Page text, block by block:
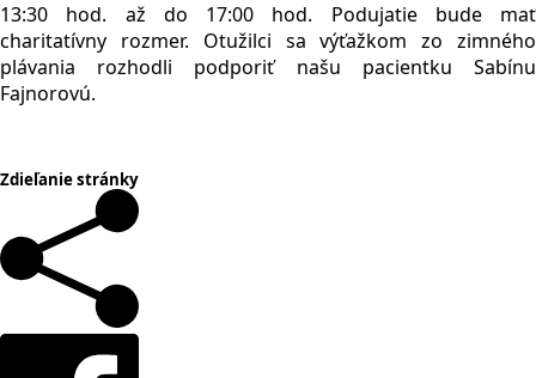
13:30 hod. až do 17:00 hod. Podujatie bude mať
charitatívny rozmer. Otužilci sa výťažkom zo zimného
plávania rozhodli podporiť našu pacientku Sabínu
Fajnorovú.
Zdieľanie stránky